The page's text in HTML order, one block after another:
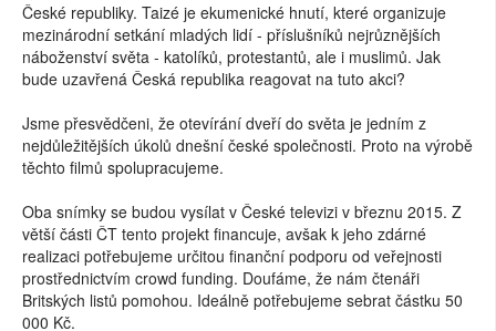
České republiky. Taizé je ekumenické hnutí, které organizuje
mezinárodní setkání mladých lidí - příslušníků nejrůznějších
náboženství světa - katolíků, protestantů, ale i muslimů. Jak
bude uzavřená Česká republika reagovat na tuto akci?
Jsme přesvědčeni, že otevírání dveří do světa je jedním z
nejdůležitějších úkolů dnešní české společnosti. Proto na výrobě
těchto filmů spolupracujeme.
Oba snímky se budou vysílat v České televizi v březnu 2015. Z
větší části ČT tento projekt financuje, avšak k jeho zdárné
realizaci potřebujeme určitou finanční podporu od veřejnosti
prostřednictvím crowd funding. Doufáme, že nám čtenáři
Britských listů pomohou. Ideálně potřebujeme sebrat částku 50
000 Kč.